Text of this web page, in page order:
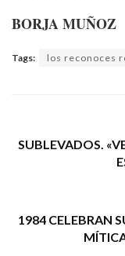
BORJA MUÑOZ
Tags: los reconoces
SUBLEVADOS.
1984 CELEBRAN